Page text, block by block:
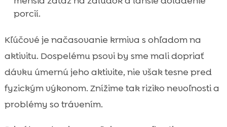
porcií.
Kľúčové je načasovanie krmiva s ohľadom na
aktivitu. Dospelému psovi by sme mali dopriať
dávku úmernú jeho aktivite, nie však tesne pred
fyzickým výkonom. Znížime tak riziko nevoľnosti a
problémy so trávením.